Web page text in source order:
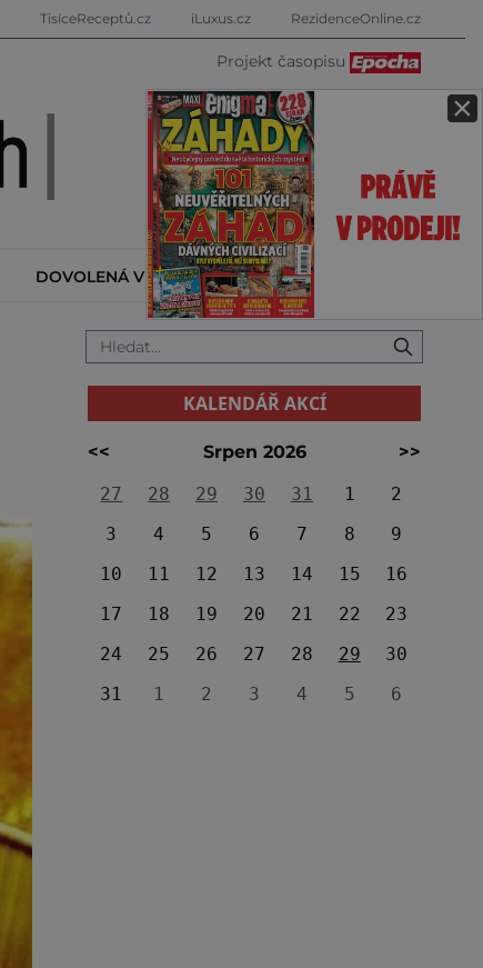
×
TisíceReceptů.cz iLuxus.cz RezidenceOnline.cz
Projekt časopisu
DOVOLENÁ V ZAHRANIČÍ KALENDÁŘ AKCÍ
KALENDÁŘ AKCÍ
<< Srpen 2026
>>
27
28 29 30 31 1
2
3
4 5 6 7 8
9
10
11 12 13 14 15
16
17
18 19 20 21 22
23
24
25 26 27 28 29
30
31
1 2 3 4 5 6